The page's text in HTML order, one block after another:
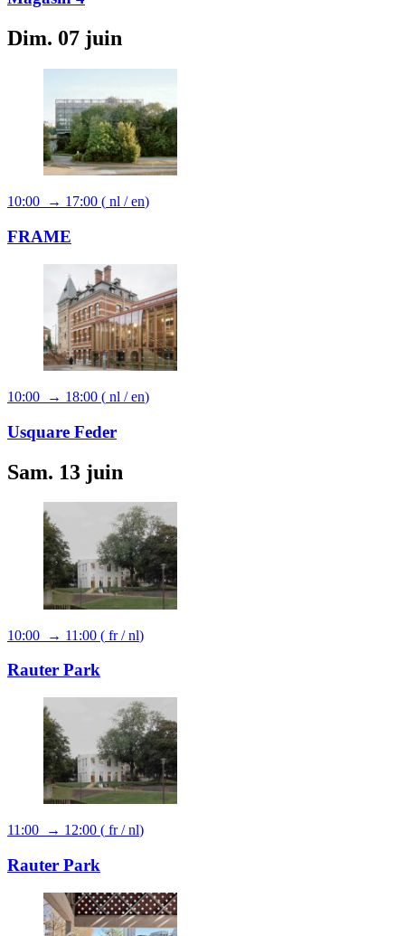
Dim. 07 juin
10:00 → 17:00 ( nl /en)
FRAME
10:00 → 18:00 ( nl /en)
Usquare Feder
Sam. 13 juin
10:00 → 11:00 ( fr/nl)
Rauter Park
11:00 → 12:00 ( fr/nl)
Rauter Park